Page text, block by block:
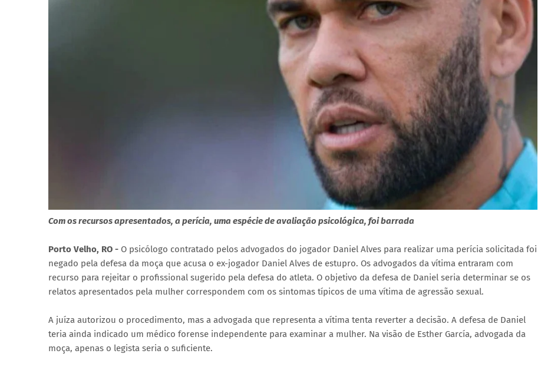
Com os recursos apresentados, a perícia, uma espécie de avaliação psicológica, foi barrada
Porto Velho, RO - O psicólogo contratado pelos advogados do jogador Daniel Alves para realizar uma perícia solicitada foi
negado pela defesa da moça que acusa o ex-jogador Daniel Alves de estupro. Os advogados da vítima entraram com
recurso para rejeitar o profissional sugerido pela defesa do atleta. O objetivo da defesa de Daniel seria determinar se os
relatos apresentados pela mulher correspondem com os sintomas típicos de uma vítima de agressão sexual.
A juíza autorizou o procedimento, mas a advogada que representa a vítima tenta reverter a decisão. A defesa de Daniel
teria ainda indicado um médico forense independente para examinar a mulher. Na visão de Esther García, advogada da
moça, apenas o legista seria o suficiente.